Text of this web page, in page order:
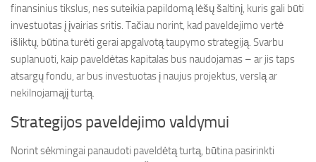
finansinius tikslus, nes suteikia papildomą lėšų šaltinį, kuris gali būti
investuotas į įvairias sritis. Tačiau norint, kad paveldejimo vertė
išliktų, būtina turėti gerai apgalvotą taupymo strategiją. Svarbu
suplanuoti, kaip paveldėtas kapitalas bus naudojamas – ar jis taps
atsargų fondu, ar bus investuotas į naujus projektus, verslą ar
nekilnojamąjį turtą.
Strategijos paveldejimo valdymui
Norint sėkmingai panaudoti paveldėtą turtą, būtina pasirinkti